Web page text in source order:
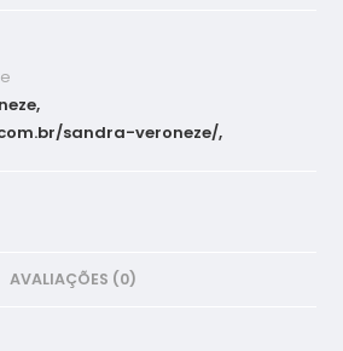
sandra-veroneze/,
AVALIAÇÕES (0)